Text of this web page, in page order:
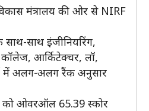
मंत्रालय की ओर से NIRF
साथ इंजीनियरिंग,
कॉलेज, आर्किटेक्चर, लॉ,
में अलग-अलग रैंक अनुसार
ओवरऑल 65.39 स्कोर